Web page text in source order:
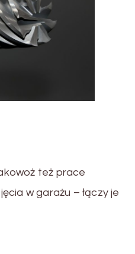
też prace
w garażu – łączy je